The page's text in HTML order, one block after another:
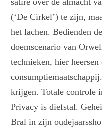
(‘De Cirkel’) te zijn,
het lachen. Bedienden
doemscenario van
technieken, hier
krijgen. Totale controle
Privacy is diefstal.
Bral in zijn